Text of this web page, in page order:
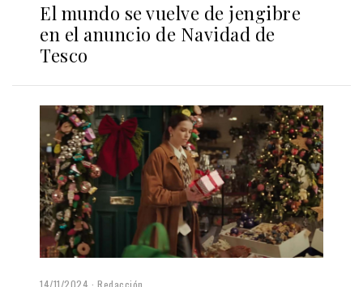
El mundo se vuelve de jengibre
en el anuncio de Navidad de
Tesco
14/11/2024 Redacción